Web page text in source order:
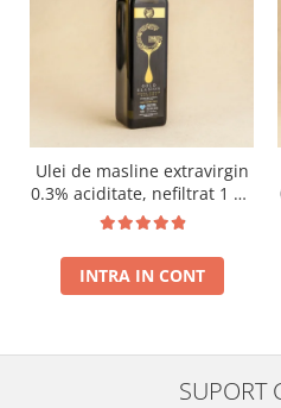
Ulei de masline extravirgin
0.3% aciditate, nefiltrat 1 L -
presat la rece RECOLTA
INTRA IN CONT
SUPORT